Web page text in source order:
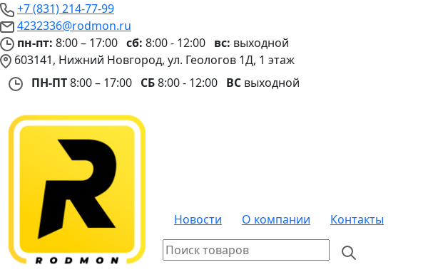
+7 (831) 214-77-99
4232336@rodmon.ru
пн-пт: 8:00 – 17:00 сб: 8:00 - 12:00 вс: выходной
603141, Нижний Новгород, ул. Геологов 1Д, 1 этаж
ПН-ПТ8:00 – 17:00 СБ8:00 - 12:00 ВС выходной
Новости О компании Контакты